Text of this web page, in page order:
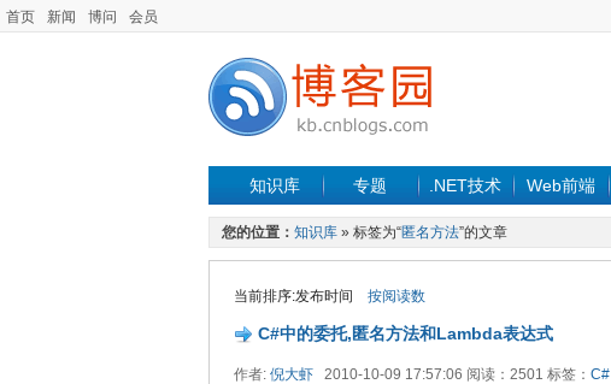
首页 新闻 博问 会员
知识库 专题 .NET技术 Web前端
您的位置： 知识库 » 标签为“匿名方法”的文章
当前排序:发布时间 按阅读数
C#中的委托,匿名方法和Lambda表达式
作者: 倪大虾 2010-10-09 17:57:06 阅读：2501 标签： C#